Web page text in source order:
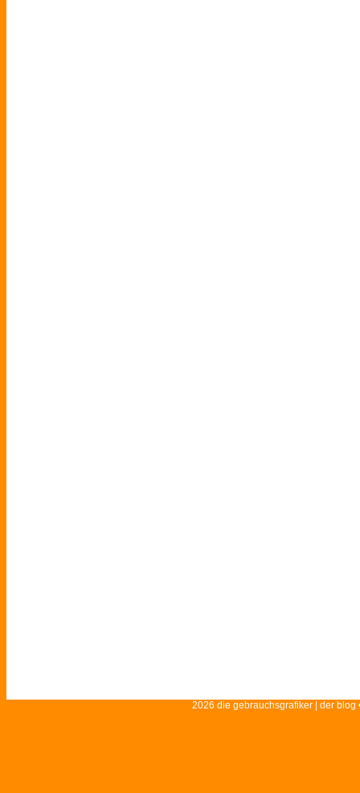
2026 die gebrauchsgrafiker | der blog